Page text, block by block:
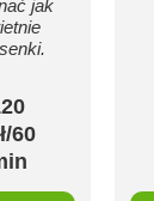
jak
60